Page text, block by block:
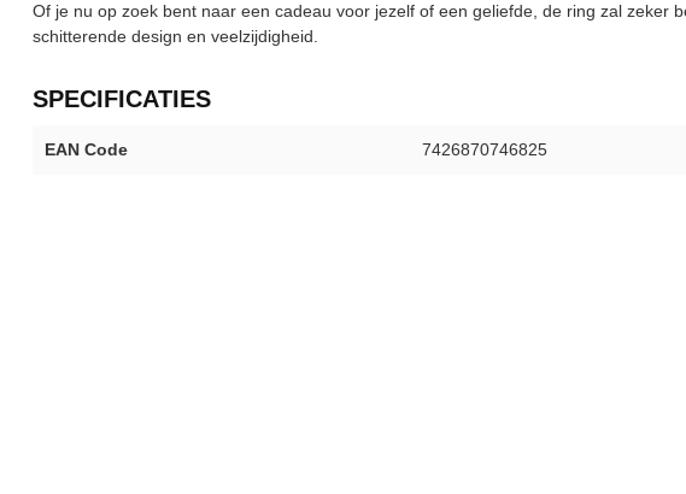
Of je nu op zoek bent naar een cadeau voor jezelf of een geliefde, de ring zal zeker
schitterende design en veelzijdigheid.
SPECIFICATIES
EAN Code 7426870746825